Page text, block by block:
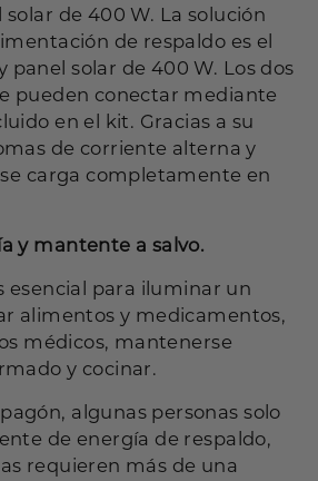
solar de 400 W. La solución
de respaldo es el
panel solar de 400 W. Los dos
pueden conectar mediante
en el kit. Gracias a su
de corriente alterna y
carga completamente en
y mantente a salvo.
esencial para iluminar un
alimentos y medicamentos,
médicos, mantenerse
y cocinar.
algunas personas solo
de energía de respaldo,
requieren más de una